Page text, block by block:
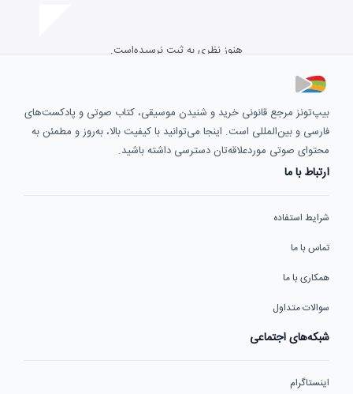
هنوز نظری به ثبت نرسیده‌است.
بیپ‌تونز مرجع قانونی خرید و شنیدن موسیقی، کتاب صوتی و پادکست‌های
فارسی و بین‌المللی است. اینجا می‌توانید با کیفیت بالا، به‌روز و مطمئن به
محتوای صوتی موردعلاقه‌تان دسترسی داشته باشید.
ارتباط با ما
شرایط استفاده
تماس با ما
همکاری با ما
سوالات متداول
شبکه‌های اجتماعی
اینستاگرام